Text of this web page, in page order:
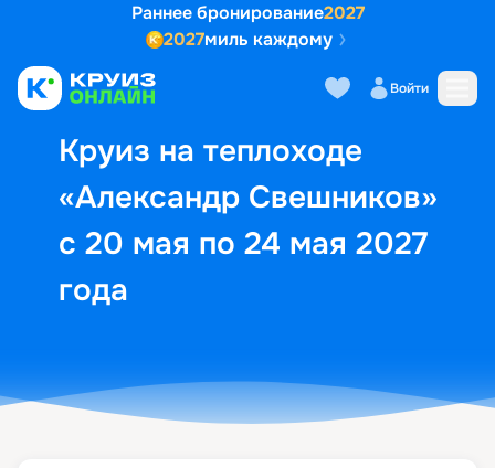
Раннее бронирование2027
2027миль каждому
Войти
Круиз на теплоходе
«Александр Свешников»
с 20 мая по 24 мая 2027
года
Выбор кают Маршрут и